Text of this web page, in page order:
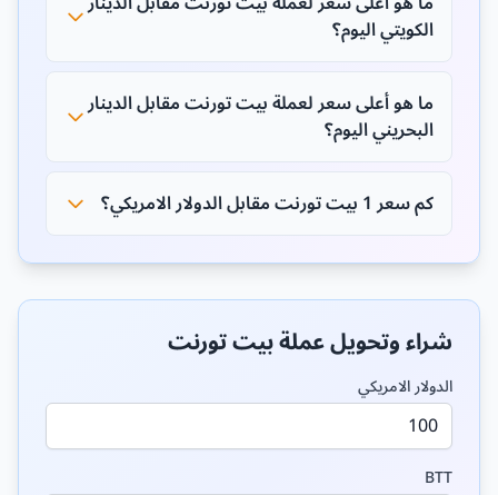
الكويتي اليوم؟
ما هو أعلى سعر لعملة بيت تورنت مقابل الدينار
البحريني اليوم؟
كم سعر 1 بيت تورنت مقابل الدولار الامريكي؟
شراء وتحويل عملة بيت تورنت
الدولار الامريكي
BTT